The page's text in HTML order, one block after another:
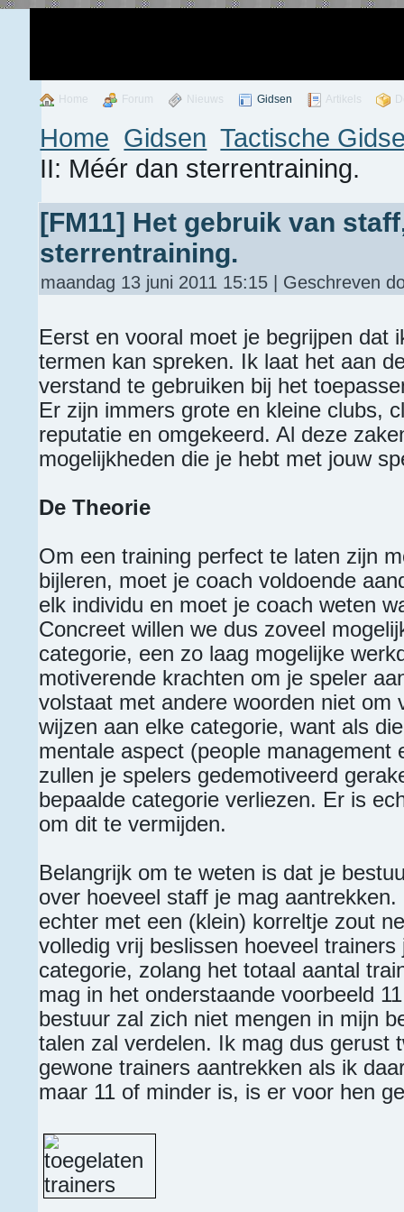
Home Forum Nieuws Gidsen Artikels
Home Gidsen Tactische
II: Méér dan sterrentraining.
[FM11] Het gebruik van
sterrentraining.
maandag 13 juni 2011 15:15 | Geschreven
Eerst en vooral moet je begrijpen dat
termen kan spreken. Ik laat het aan
verstand te gebruiken bij het
Er zijn immers grote en kleine clubs,
reputatie en omgekeerd. Al deze
mogelijkheden die je hebt met jouw
De Theorie
Om een training perfect te laten zijn
bijleren, moet je coach voldoende
elk individu en moet je coach weten
Concreet willen we dus zoveel
categorie, een zo laag mogelijke
motiverende krachten om je speler
volstaat met andere woorden niet om
wijzen aan elke categorie, want als
mentale aspect (people management
zullen je spelers gedemotiveerd
bepaalde categorie verliezen. Er is
om dit te vermijden.
Belangrijk om te weten is dat je
over hoeveel staff je mag
echter met een (klein) korreltje zout
volledig vrij beslissen hoeveel
categorie, zolang het totaal aantal
mag in het onderstaande voorbeeld
bestuur zal zich niet mengen in mijn
talen zal verdelen. Ik mag dus gerust
gewone trainers aantrekken als ik
maar 11 of minder is, is er voor hen